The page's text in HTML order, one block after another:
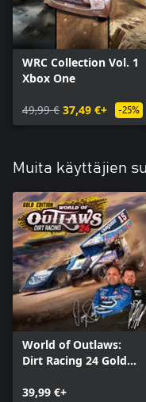
WRC Collection Vol. 1
Xbox One
49,99 € 37,49 €+ -25%
Muita käyttäjien
World of Outlaws:
Dirt Racing 24 Gold
39,99 €+